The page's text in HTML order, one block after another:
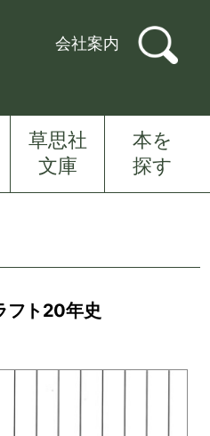
会社案内
草思社
文庫
本を
探す
フト20年史